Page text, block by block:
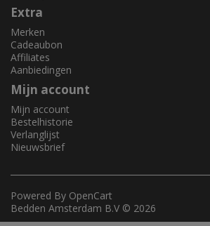
Extra
Merken
Cadeaubon
Affiliates
Aanbiedingen
Mijn account
Mijn account
Bestelhistorie
Verlanglijst
Nieuwsbrief
Powered By OpenCart
Bedden Amsterdam B.V © 2026